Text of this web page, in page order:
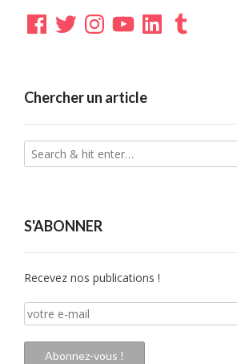
Facebook
TwitterInstagramYouTubeLinkedInTumblr
Chercher un article
S'ABONNER
Recevez nos publications !
votre
e-
mail
Abonnez-vous !